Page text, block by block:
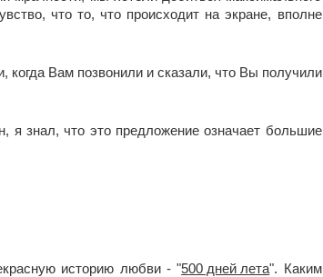
что то, что происходит на экране, вполне
когда Вам позвонили и сказали, что Вы получили
я знал, что это предложение означает большие
историю любви - "500 дней лета". Каким